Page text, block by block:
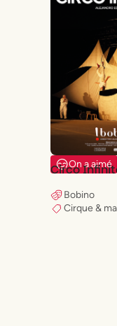
On a aimé
Circo
Bobino
Cirque &